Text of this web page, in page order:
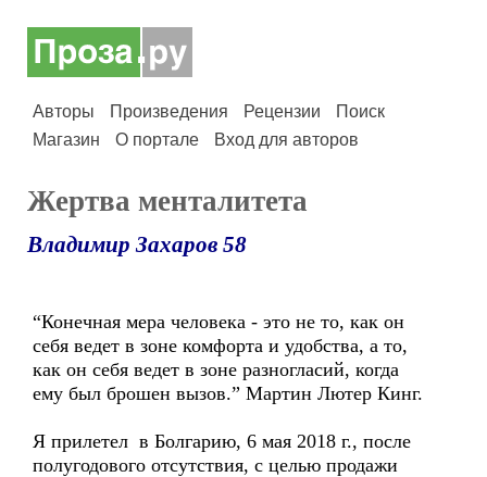
Авторы Произведения Рецензии
Поиск
Магазин
О портале Вход для авторов
Жертва менталитета
Владимир Захаров 58
“Конечная мера человека - это не то, как он
себя ведет в зоне комфорта и удобства, а то,
как он себя ведет в зоне разногласий, когда
ему был брошен вызов.” Мартин Лютер Кинг.
Я прилетел в Болгарию, 6 мая 2018 г., после
полугодового отсутствия, с целью продажи